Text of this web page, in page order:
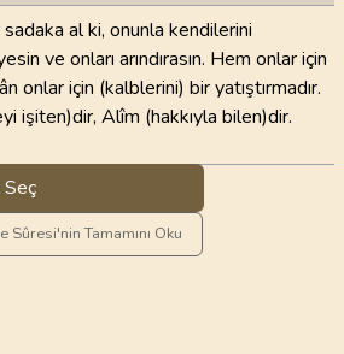
sadaka al ki, onunla kendilerini
ve onları arındırasın. Hem onlar için
onlar için (kalblerini) bir yatıştırmadır.
işiten)dir, Alîm (hakkıyla bilen)dir.
Sûresi'nin Tamamını Oku